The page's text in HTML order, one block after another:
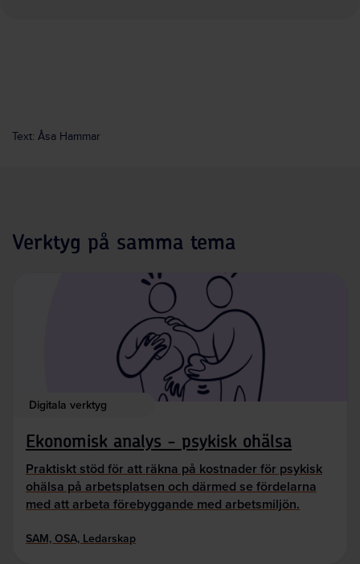
Text: Åsa Hammar
Verktyg på samma tema
Digitala verktyg
Ekonomisk analys - psykisk ohälsa
Praktiskt stöd för att räkna på kostnader för psykisk
ohälsa på arbetsplatsen och därmed se fördelarna
med att arbeta förebyggande med arbetsmiljön.
SAM, OSA, Ledarskap